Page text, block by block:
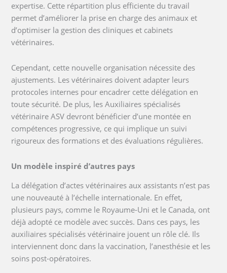
expertise. Cette répartition plus efficiente du travail
permet d’améliorer la prise en charge des animaux et
d’optimiser la gestion des cliniques et cabinets
vétérinaires.
Cependant, cette nouvelle organisation nécessite des
ajustements. Les vétérinaires doivent adapter leurs
protocoles internes pour encadrer cette délégation en
toute sécurité. De plus, les Auxiliaires spécialisés
vétérinaire ASV devront bénéficier d’une montée en
compétences progressive, ce qui implique un suivi
rigoureux des formations et des évaluations régulières.
Un modèle inspiré d’autres pays
La délégation d’actes vétérinaires aux assistants n’est pas
une nouveauté à l’échelle internationale. En effet,
plusieurs pays, comme le Royaume-Uni et le Canada, ont
déjà adopté ce modèle avec succès. Dans ces pays, les
auxiliaires spécialisés vétérinaire jouent un rôle clé. Ils
interviennent donc dans la vaccination, l’anesthésie et les
soins post-opératoires.